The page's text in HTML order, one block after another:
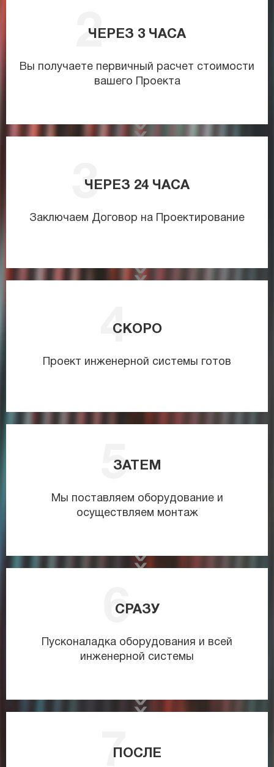
ЧЕРЕЗ 3 ЧАСА
Вы получаете первичный расчет стоимости
вашего Проекта
ЧЕРЕЗ 24 ЧАСА
Заключаем Договор на Проектирование
СКОРО
Проект инженерной системы готов
ЗАТЕМ
Мы поставляем оборудование и
осуществляем монтаж
СРАЗУ
Пусконаладка оборудования и всей
инженерной системы
ПОСЛЕ